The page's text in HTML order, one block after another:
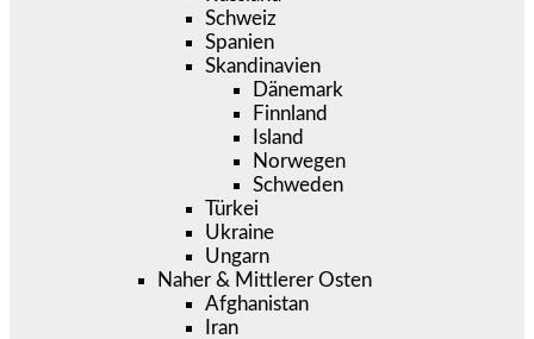
Schweiz
Spanien
Skandinavien
Dänemark
Finnland
Island
Norwegen
Schweden
Türkei
Ukraine
Ungarn
Naher & Mittlerer Osten
Afghanistan
Iran